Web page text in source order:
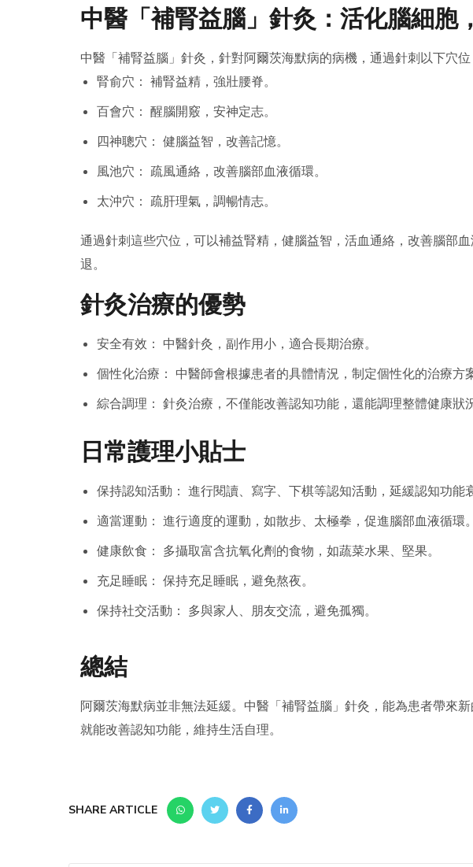
中醫「補腎益腦」針灸：活化腦細胞
中醫「補腎益腦」針灸，針對阿爾茨海默病的病機，通過針刺以下穴位
腎俞穴： 補腎益精，強壯腰脊。
百會穴： 醒腦開竅，安神定志。
四神聰穴： 健腦益智，改善記憶。
風池穴： 疏風通絡，改善腦部血液循環。
太沖穴： 疏肝理氣，調暢情志。
通過針刺這些穴位，可以補益腎精，健腦益智，活血通絡，改善腦部
退。
針灸治療的優勢
安全有效： 中醫針灸，副作用小，適合長期治療。
個性化治療： 中醫師會根據患者的具體情況，制定個性化的治療方案
綜合調理： 針灸治療，不僅能改善認知功能，還能調理整體健康狀況
日常護理小貼士
保持認知活動： 進行閱讀、寫字、下棋等認知活動，延緩認知功能衰
適當運動： 進行適度的運動，如散步、太極拳，促進腦部血液循環。
健康飲食： 多攝取富含抗氧化劑的食物，如蔬菜水果、堅果。
充足睡眠： 保持充足睡眠，避免熬夜。
保持社交活動： 多與家人、朋友交流，避免孤獨。
總結
阿爾茨海默病並非無法延緩。中醫「補腎益腦」針灸，能為患者帶來
就能改善認知功能，維持生活自理。
SHARE ARTICLE